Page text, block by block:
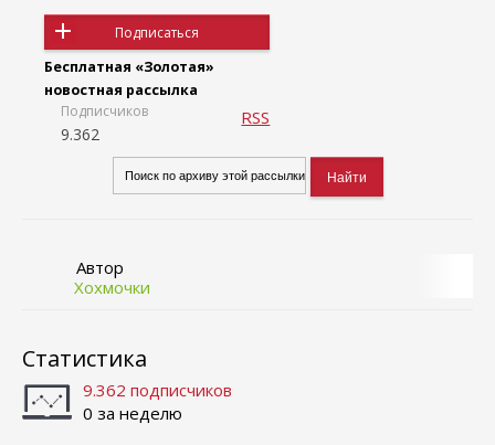
Подписаться
Бесплатная «Золотая»
новостная рассылка
Подписчиков
9.362
RSS
Автор
Хохмочки
Статистика
9.362 подписчиков
0 за неделю